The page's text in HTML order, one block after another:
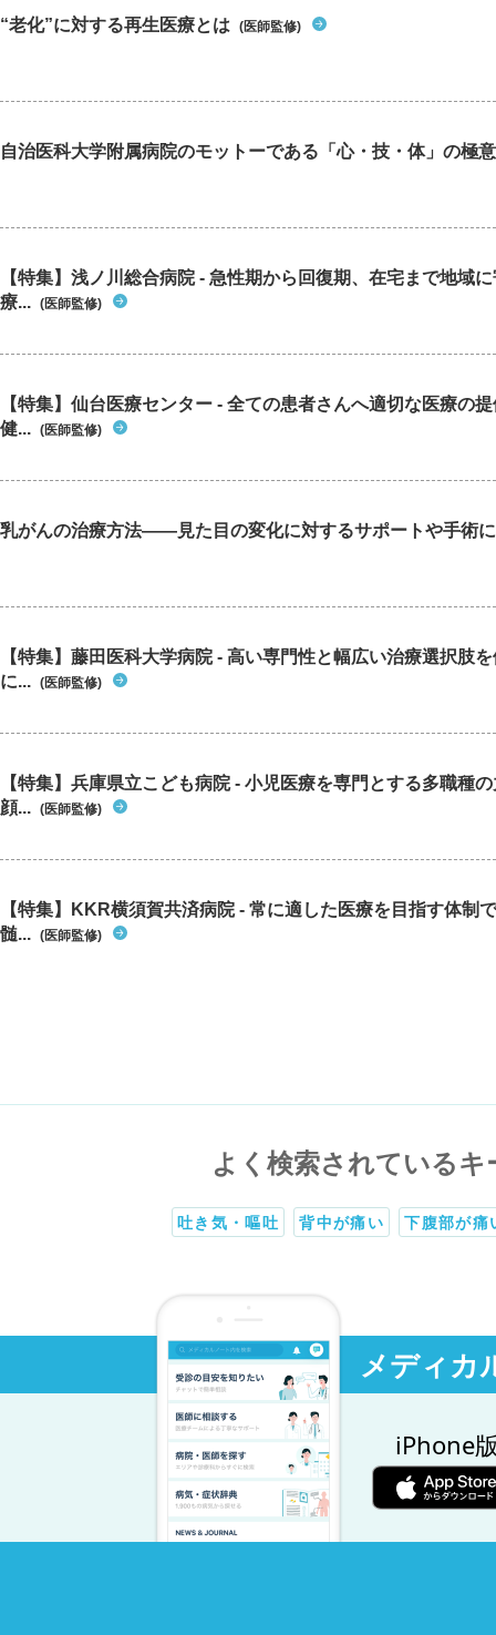
“老化”に対する再生医療とは (医師監修)
自治医科大学附属病院のモットーである「心・技・体」の極意
【特集】浅ノ川総合病院 - 急性期から回復期、在宅まで地域
療... (医師監修)
【特集】仙台医療センター - 全ての患者さんへ適切な医療の
健... (医師監修)
乳がんの治療方法――見た目の変化に対するサポートや手術
【特集】藤田医科大学病院 - 高い専門性と幅広い治療選択肢
に... (医師監修)
【特集】兵庫県立こども病院 - 小児医療を専門とする多職種
顔... (医師監修)
【特集】KKR横須賀共済病院 - 常に適した医療を目指す体制
髄... (医師監修)
よく検索されているキ
吐き気・嘔吐 背中が痛い 下腹部が痛
メディカ
iPhone